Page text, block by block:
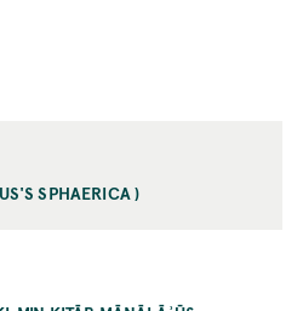
SPHAERICA )